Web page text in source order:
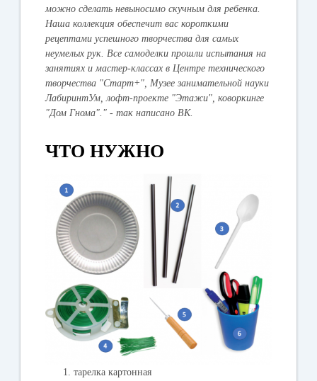
можно сделать невыносимо скучным для ребенка.
Наша коллекция обеспечит вас короткими
рецептами успешного творчества для самых
неумелых рук. Все самоделки прошли испытания на
занятиях и мастер-классах в Центре технического
творчества "Старт+", Музее занимательной науки
ЛабиринтУм, лофт-проекте "Этажи", коворкинге
"Дом Гнома"." - так написано ВК.
ЧТО НУЖНО
тарелка картонная